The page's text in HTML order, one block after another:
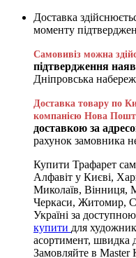
Доставка
моменту
Самовивіз можна
підтвердження
Дніпровська
Доставка товару по
компанією Нова
доставкою за
рахунок замовника
Купити Трафарет
Алфавіт у Києві,
Миколаїв, Вінниця,
Черкаси, Житомир,
Україні за
купити для
асортимент, швидка
Замовляйте в Master